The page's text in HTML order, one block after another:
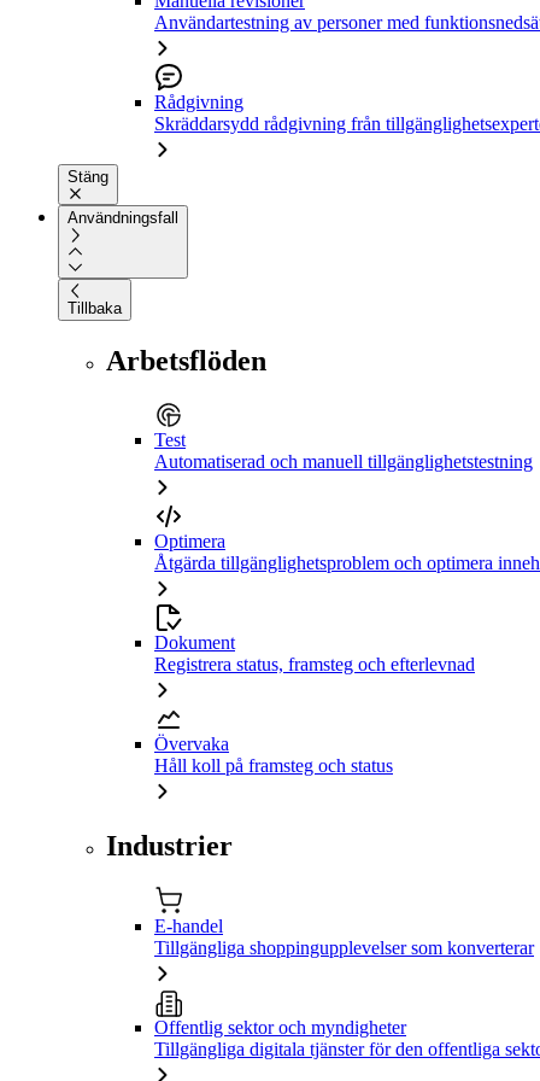
Användartestning av personer med
Rådgivning
Skräddarsydd rådgivning från
Stäng
Användningsfall
Tillbaka
Arbetsflöden
Test
Automatiserad och manuell tillgänglighetstestning
Optimera
Åtgärda tillgänglighetsproblem och optimera
Dokument
Registrera status, framsteg och efterlevnad
Övervaka
Håll koll på framsteg och status
Industrier
E-handel
Tillgängliga shoppingupplevelser som konverterar
Offentlig sektor och myndigheter
Tillgängliga digitala tjänster för den offentliga